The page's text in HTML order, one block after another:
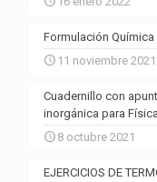
Formulación
11 noviembre 2021
Cuadernillo con
inorgánica para
8 octubre 2021
EJERCICIOS DE